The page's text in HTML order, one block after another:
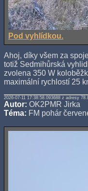
Pod vyhlídkou.
Ahoj, díky všem za
totiž Sedmihůrská
zvolena 350 W
maximální rychlostí 25
2026-07-11 17:38:58.093688 z adresy
Autor: OK2PMR Jirka
Téma: FM pohár